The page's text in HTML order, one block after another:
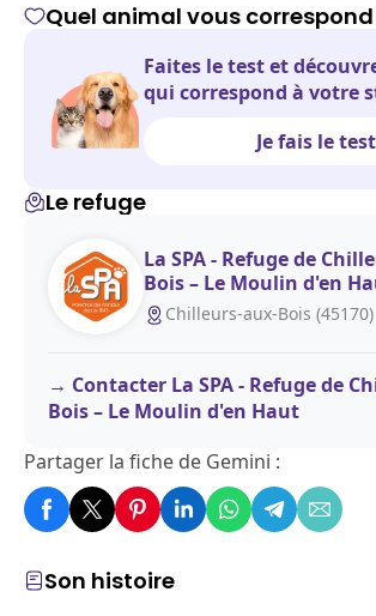
Son histoire
Quel animal vous correspond
Faites le test et
qui correspond à votre
Je fais le test
Le refuge
La SPA - Refuge de
Bois – Le Moulin d'en
Chilleurs-aux-Bois (45170)
Contacter La SPA - Refuge de
Bois – Le Moulin d'en Haut
Partager la fiche de Gemini :